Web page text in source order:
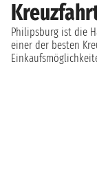
Philipsburg ist die
einer der besten